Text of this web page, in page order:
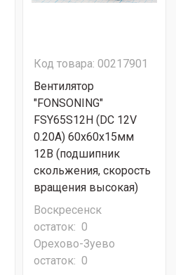
Код товара: 00217901
Вентилятор
"FONSONING"
FSY65S12H (DC 12V
0.20A) 60х60х15мм
12В (подшипник
скольжения, скорость
вращения высокая)
Воскресенск
остаток: 0
Орехово-Зуево
остаток: 0